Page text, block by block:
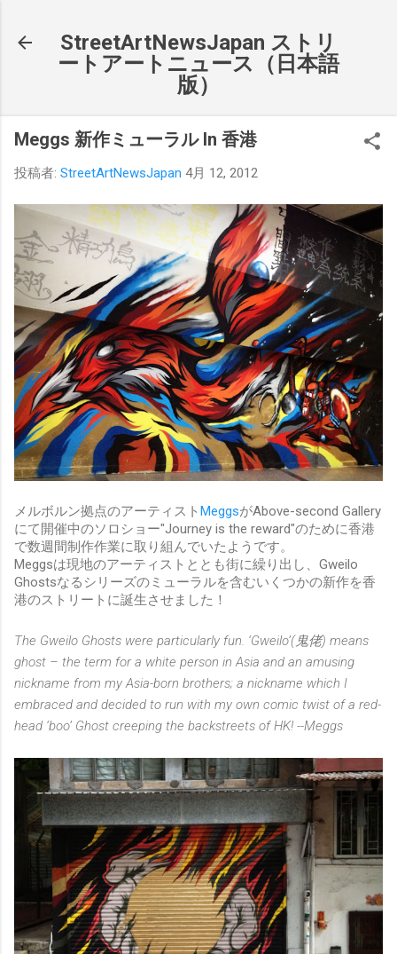
StreetArtNewsJapan ストリ
ートアートニュース（日本語
版）
Meggs 新作ミューラル In 香港
投稿者: StreetArtNewsJapan 4月 12, 2012
メルボルン拠点のアーティスト MeggsがAbove-second Gallery
にて開催中のソロショー"Journey is the reward"のために香港
で数週間制作作業に取り組んでいたようです。
Meggsは現地のアーティストととも街に繰り出し、Gweilo
Ghostsなるシリーズのミューラルを含むいくつかの新作を香
港のストリートに誕生させました！
The Gweilo Ghosts were particularly fun. ‘Gweilo’(鬼佬) means
ghost – the term for a white person in Asia and an amusing
nickname from my Asia-born brothers; a nickname which I
embraced and decided to run with my own comic twist of a red-
head ‘boo’ Ghost creeping the backstreets of HK! --Meggs